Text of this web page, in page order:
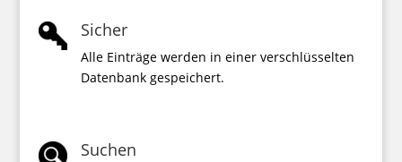
Sicher
Alle Einträge werden in einer verschlüsselten
Datenbank gespeichert.
Suchen